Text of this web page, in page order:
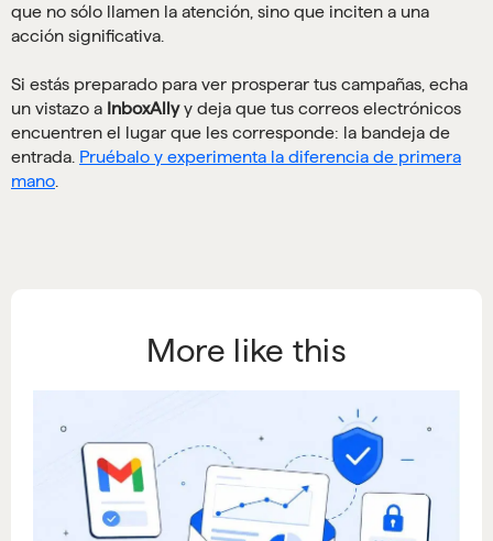
que no sólo llamen la atención, sino que inciten a una
acción significativa.
Si estás preparado para ver prosperar tus campañas, echa
un vistazo a InboxAllyy deja que tus correos electrónicos
encuentren el lugar que les corresponde: la bandeja de
entrada. Pruébalo y experimenta la diferencia de primera
mano
More like this